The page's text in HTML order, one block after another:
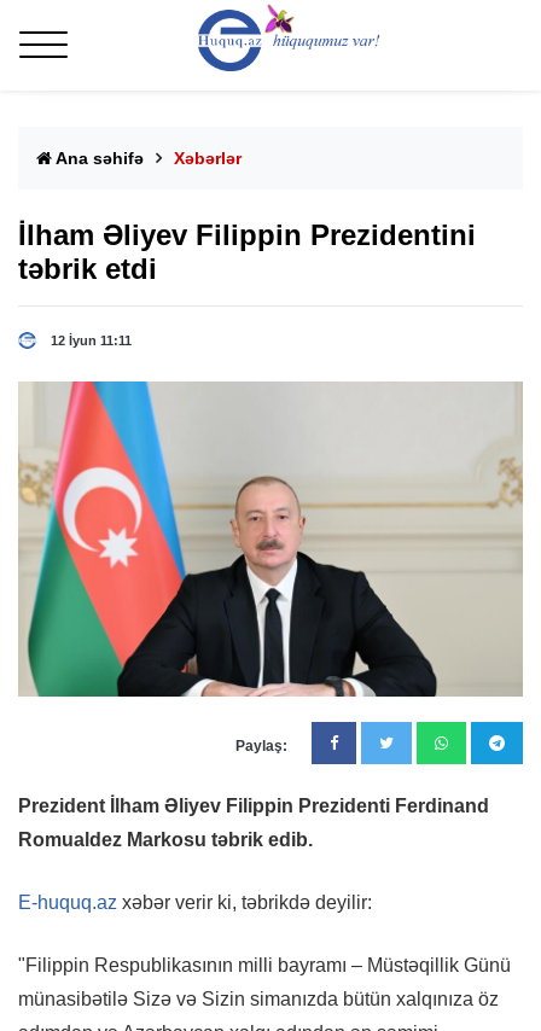
Ana səhifə Xəbərlər
İlham Əliyev Filippin Prezidentini
təbrik etdi
12 İyun 11:11
Paylaş:
Prezident İlham Əliyev Filippin Prezidenti Ferdinand
Romualdez Markosu təbrik edib.
E-huquq.az xəbər verir ki, təbrikdə deyilir:
"Filippin Respublikasının milli bayramı – Müstəqillik Günü
münasibətilə Sizə və Sizin simanızda bütün xalqınıza öz